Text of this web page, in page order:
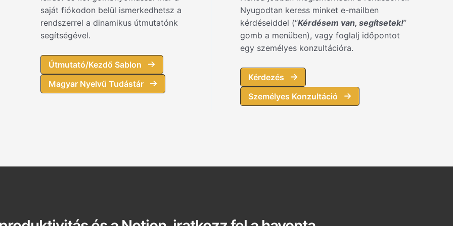
saját fiókodon belül ismerkedhetsz a
rendszerrel a dinamikus útmutatónk
segítségével.
Útmutató/Kezdő Sablon
Magyar Nyelvű Tudástár
Nyugodtan keress minket e-mailben
kérdéseiddel (“Kérdésem van, segítsetek!”
gomb a menüben), vagy foglalj időpontot
egy személyes konzultációra.
Kérdezés
Személyes Konzultáció